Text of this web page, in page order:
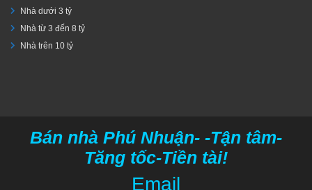
Nhà dưới 3 tỷ
Nhà từ 3 đến 8 tỷ
Nhà trên 10 tỷ
Bán nhà Phú Nhuận- -Tận tâm-
Tăng tốc-Tiền tài!
Email